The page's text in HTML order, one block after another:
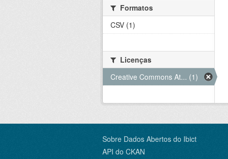
Formatos
CSV (1)
Licenças
Creative Commons At... (1)
Sobre Dados Abertos do Ibict
API do CKAN